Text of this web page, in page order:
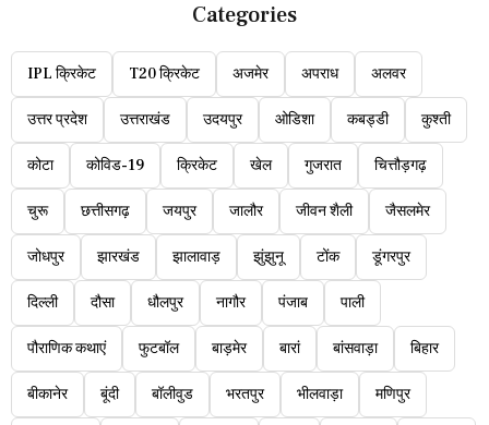
Categories
IPL क्रिकेट T20 क्रिकेट अजमेर अपराध अलवर
उत्तर प्रदेश उत्तराखंड उदयपुर ओडिशा कबड्डी कुश्ती
कोटा कोविड-19 क्रिकेट खेल गुजरात चित्तौड़गढ़
चुरू छत्तीसगढ़ जयपुर जालौर जीवन शैली जैसलमेर
जोधपुर झारखंड झालावाड़ झुंझुनू टोंक डूंगरपुर
दिल्ली दौसा धौलपुर नागौर पंजाब पाली
पौराणिक कथाएं फुटबॉल बाड़मेर बारां बांसवाड़ा बिहार
बीकानेर बूंदी बॉलीवुड भरतपुर भीलवाड़ा मणिपुर